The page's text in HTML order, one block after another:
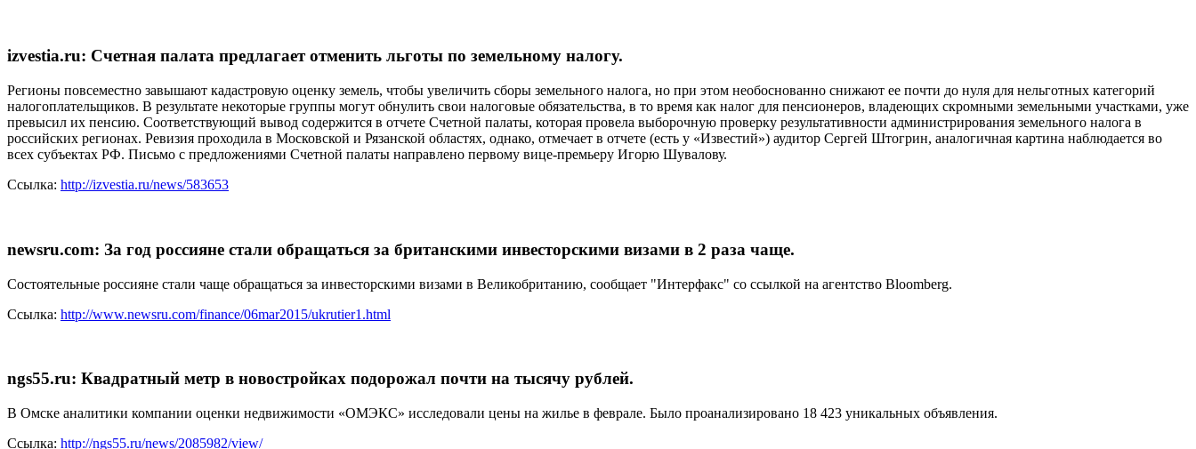
izvestia.ru: Счетная палата предлагает отменить льготы по земельному налогу.
Регионы повсеместно завышают кадастровую оценку земель, чтобы увеличить сборы земельного налога, но при этом необоснованно снижают ее почти до нуля для нельготных категорий
налогоплательщиков. В результате некоторые группы могут обнулить свои налоговые обязательства, в то время как налог для пенсионеров, владеющих скромными земельными участками, уже
превысил их пенсию. Соответствующий вывод содержится в отчете Счетной палаты, которая провела выборочную проверку результативности администрирования земельного налога в
российских регионах. Ревизия проходила в Московской и Рязанской областях, однако, отмечает в отчете (есть у «Известий») аудитор Сергей Штогрин, аналогичная картина наблюдается во
всех субъектах РФ. Письмо с предложениями Счетной палаты направлено первому вице-премьеру Игорю Шувалову.
Ссылка: http://izvestia.ru/news/583653
newsru.com: За год россияне стали обращаться за британскими инвесторскими визами в 2 раза чаще.
Состоятельные россияне стали чаще обращаться за инвесторскими визами в Великобританию, сообщает "Интерфакс" со ссылкой на агентство Bloomberg.
Ссылка: http://www.newsru.com/finance/06mar2015/ukrutier1.html
ngs55.ru: Квадратный метр в новостройках подорожал почти на тысячу рублей.
В Омске аналитики компании оценки недвижимости «ОМЭКС» исследовали цены на жилье в феврале. Было проанализировано 18 423 уникальных объявления.
Ссылка: http://ngs55.ru/news/2085982/view/